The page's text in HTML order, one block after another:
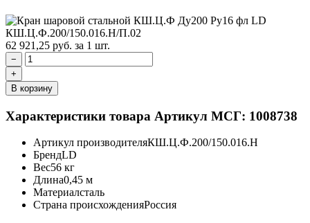
62 921,25 руб. за 1 шт.
−
+
В корзину
Характеристики товара Артикул МСГ: 1008738
Артикул производителяКШ.Ц.Ф.200/150.016.Н
БрендLD
Вес56 кг
Длина0,45 м
Материалсталь
Страна происхожденияРоссия